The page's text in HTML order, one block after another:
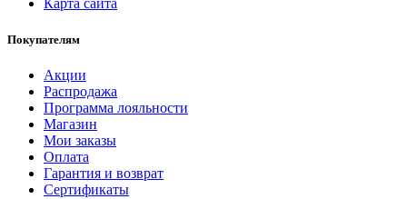
Карта сайта
Покупателям
Акции
Распродажа
Программа лояльности
Магазин
Мои заказы
Оплата
Гарантия и возврат
Сертификаты